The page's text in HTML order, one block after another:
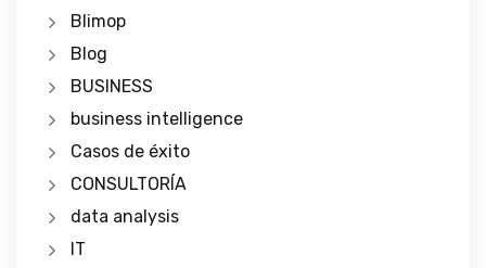
Blimop
Blog
BUSINESS
business intelligence
Casos de éxito
CONSULTORÍA
data analysis
IT